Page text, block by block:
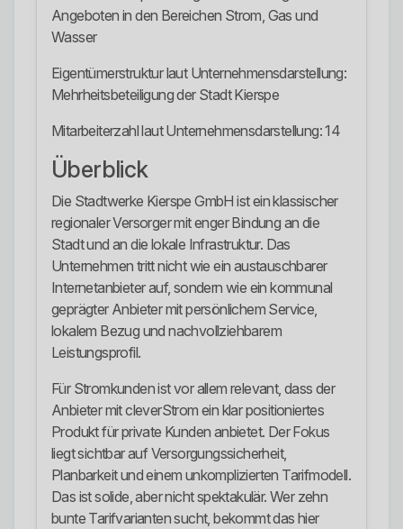
Angeboten in den Bereichen Strom, Gas und
Wasser
Eigentümerstruktur laut Unternehmensdarstellung:
Mehrheitsbeteiligung der Stadt Kierspe
Mitarbeiterzahl laut Unternehmensdarstellung: 14
Überblick
Die Stadtwerke Kierspe GmbH ist ein klassischer
regionaler Versorger mit enger Bindung an die
Stadt und an die lokale Infrastruktur. Das
Unternehmen tritt nicht wie ein austauschbarer
Internetanbieter auf, sondern wie ein kommunal
geprägter Anbieter mit persönlichem Service,
lokalem Bezug und nachvollziehbarem
Leistungsprofil.
Für Stromkunden ist vor allem relevant, dass der
Anbieter mit cleverStrom ein klar positioniertes
Produkt für private Kunden anbietet. Der Fokus
liegt sichtbar auf Versorgungssicherheit,
Planbarkeit und einem unkomplizierten Tarifmodell.
Das ist solide, aber nicht spektakulär. Wer zehn
bunte Tarifvarianten sucht, bekommt das hier